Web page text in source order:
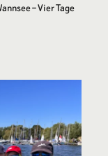
– Vier Tage